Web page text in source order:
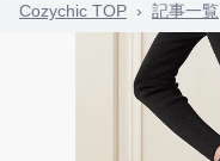
Cozychic TOP › 記事一覧